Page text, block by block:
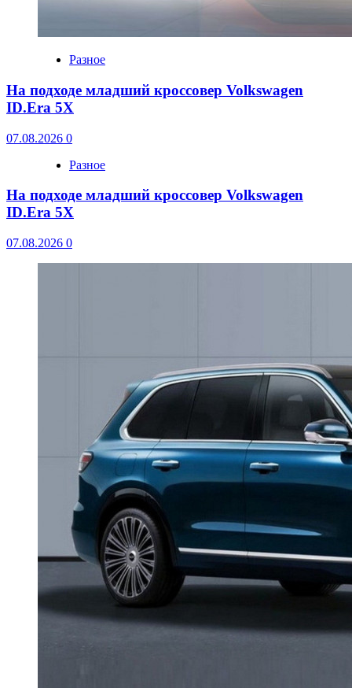
Разное
На подходе младший кроссовер Volkswagen
ID.Era 5X
07.08.2026 0
Разное
На подходе младший кроссовер Volkswagen
ID.Era 5X
07.08.2026 0